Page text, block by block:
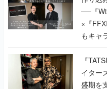
──『
×『
もキャ
で作り
く
『
イター
盛期を